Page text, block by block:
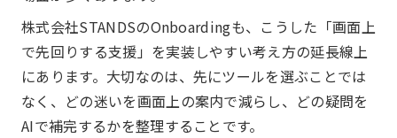
株式会社STANDSのOnboardingも、こうした「画面上
で先回りする支援」を実装しやすい考え方の延長線上
にあります。大切なのは、先にツールを選ぶことでは
なく、どの迷いを画面上の案内で減らし、どの疑問を
AIで補完するかを整理することです。